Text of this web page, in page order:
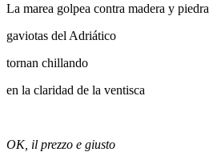
La marea golpea contra madera y piedra
gaviotas del Adriático
tornan chillando
en la claridad de la ventisca
OK, il prezzo e giusto